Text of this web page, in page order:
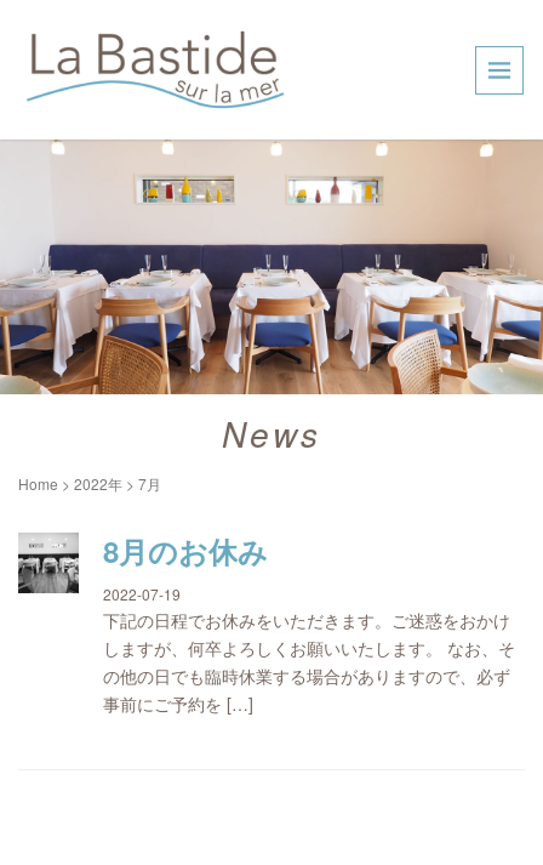
News
Home > 2022年 > 7月
8月のお休み
2022-07-19
下記の日程でお休みをいただきます。ご迷惑をおかけ
しますが、何卒よろしくお願いいたします。 なお、そ
の他の日でも臨時休業する場合がありますので、必ず
事前にご予約を […]